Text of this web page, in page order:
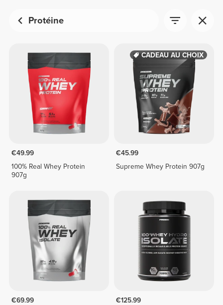
Protéine
€49.99
100% Real Whey Protein
907g
CADEAU AU CHOIX
€45.99
Supreme Whey Protein 907g
€69.99
€125.99